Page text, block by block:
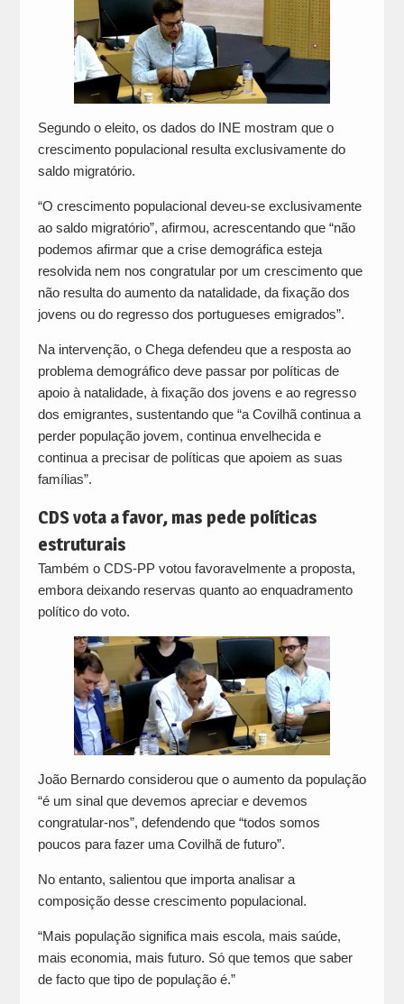
Segundo o eleito, os dados do INE mostram que o
crescimento populacional resulta exclusivamente do
saldo migratório.
“O crescimento populacional deveu-se exclusivamente
ao saldo migratório”, afirmou, acrescentando que “não
podemos afirmar que a crise demográfica esteja
resolvida nem nos congratular por um crescimento que
não resulta do aumento da natalidade, da fixação dos
jovens ou do regresso dos portugueses emigrados”.
Na intervenção, o Chega defendeu que a resposta ao
problema demográfico deve passar por políticas de
apoio à natalidade, à fixação dos jovens e ao regresso
dos emigrantes, sustentando que “a Covilhã continua a
perder população jovem, continua envelhecida e
continua a precisar de políticas que apoiem as suas
famílias”.
CDS vota a favor, mas pede políticas
estruturais
Também o CDS-PP votou favoravelmente a proposta,
embora deixando reservas quanto ao enquadramento
político do voto.
João Bernardo considerou que o aumento da população
“é um sinal que devemos apreciar e devemos
congratular-nos”, defendendo que “todos somos
poucos para fazer uma Covilhã de futuro”.
No entanto, salientou que importa analisar a
composição desse crescimento populacional.
“Mais população significa mais escola, mais saúde,
mais economia, mais futuro. Só que temos que saber
de facto que tipo de população é.”